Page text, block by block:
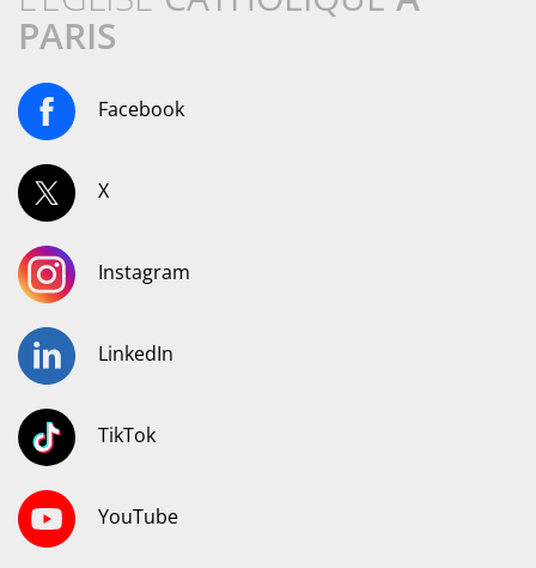
PARIS
Facebook
X
Instagram
LinkedIn
TikTok
YouTube